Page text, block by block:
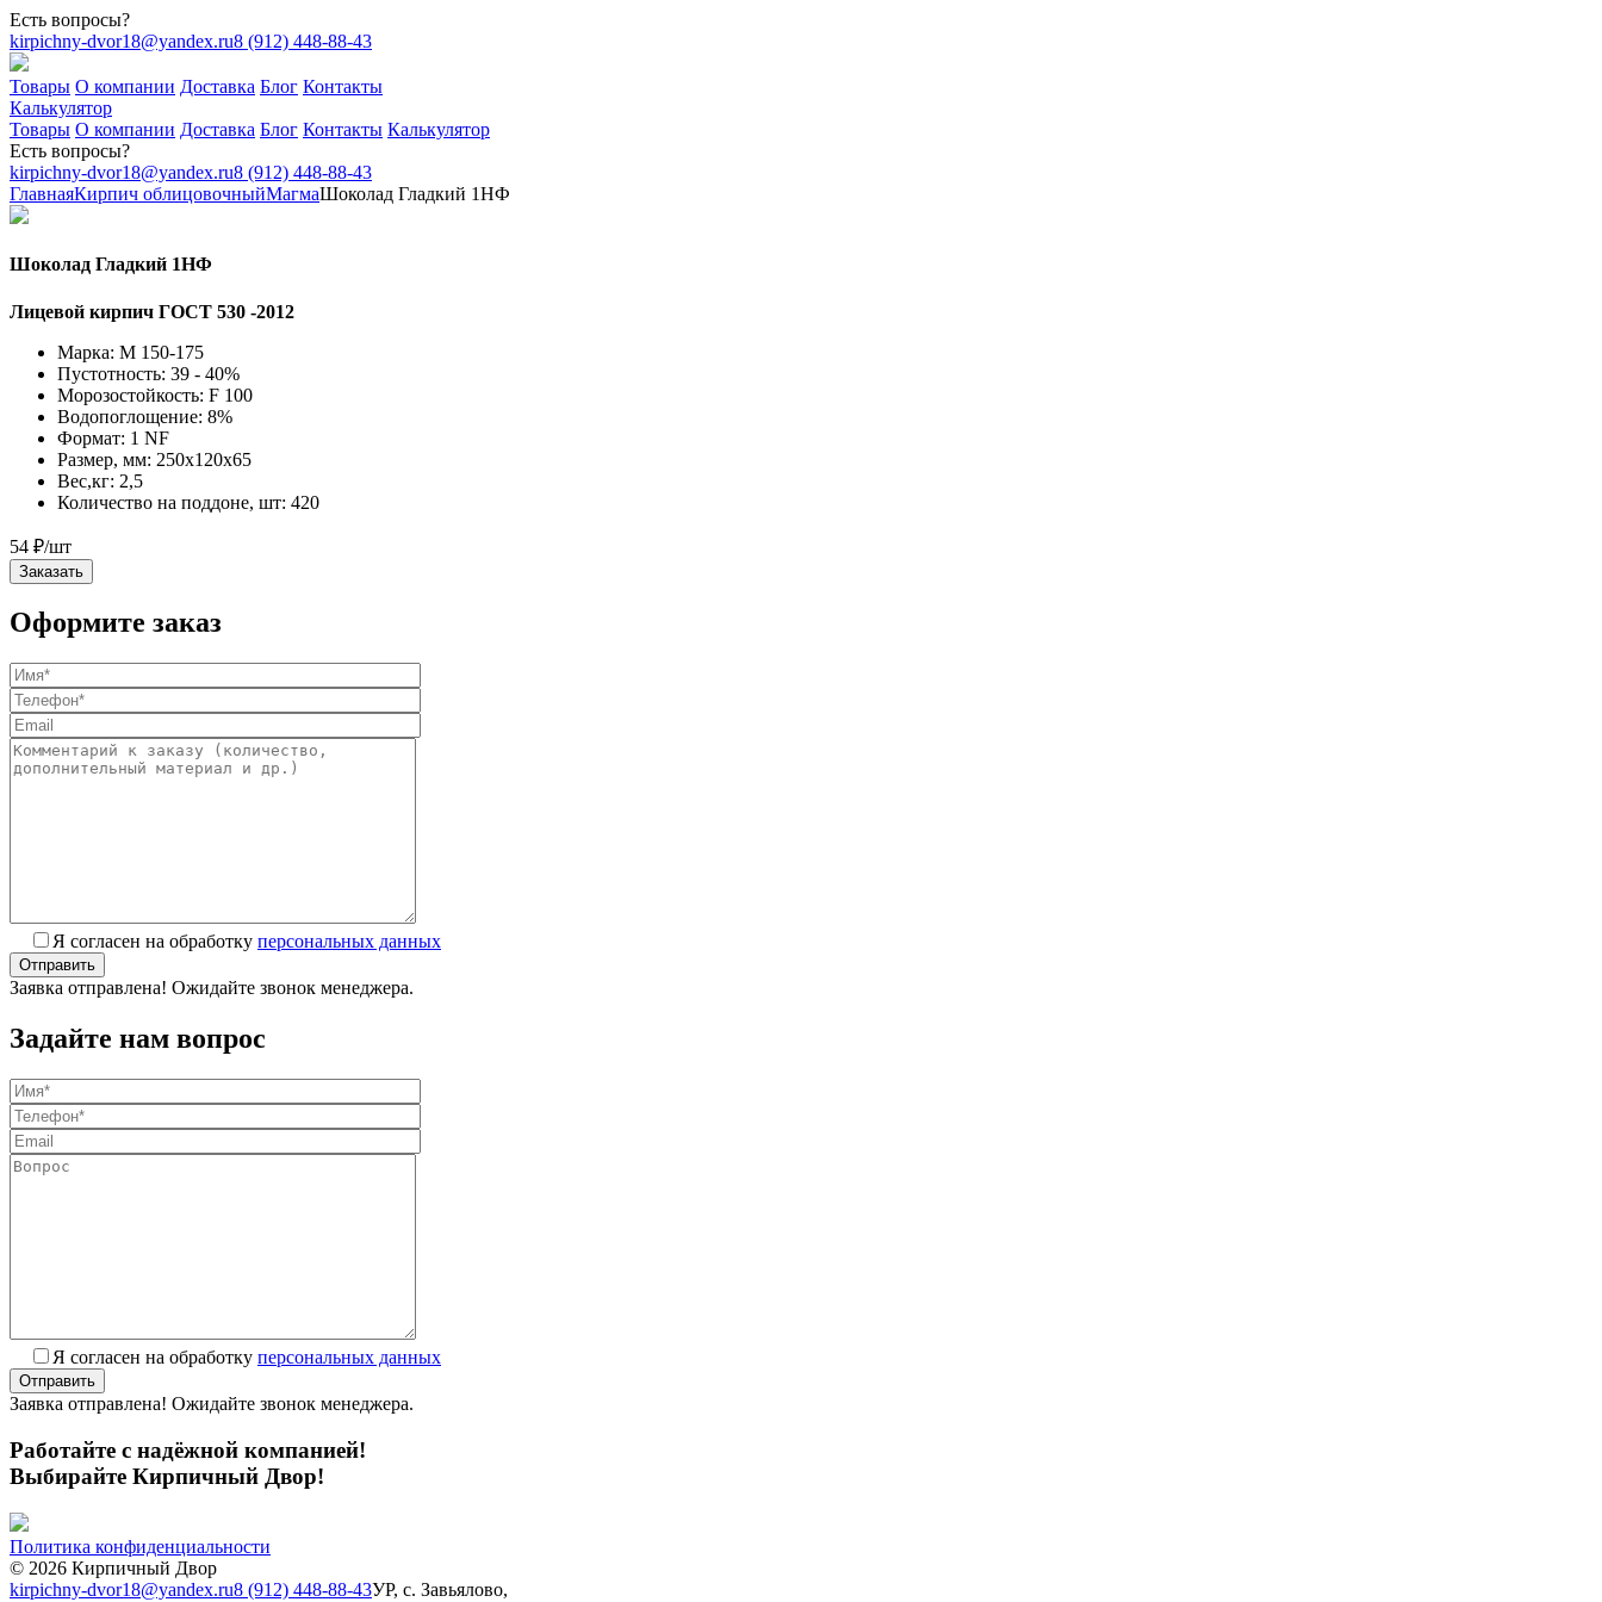
Есть вопросы?
kirpichny-dvor18@yandex.ru8 (912) 448-88-43
Товары О компании Доставка Блог Контакты
Калькулятор
Товары О компании Доставка Блог Контакты Калькулятор
Есть вопросы?
kirpichny-dvor18@yandex.ru8 (912) 448-88-43
ГлавнаяКирпич облицовочныйМагмаШоколад Гладкий 1НФ
Шоколад Гладкий 1НФ
Лицевой кирпич ГОСТ 530 -2012
Марка: М 150-175
Пустотность: 39 - 40%
Морозостойкость: F 100
Водопоглощение: 8%
Формат: 1 NF
Размер, мм: 250х120х65
Вес,кг: 2,5
Количество на поддоне, шт: 420
54 ₽/шт
Заказать
Оформите заказ
Я согласен на обработку персональных данных
Заявка отправлена! Ожидайте звонок менеджера.
Задайте нам вопрос
Я согласен на обработку персональных данных
Заявка отправлена! Ожидайте звонок менеджера.
Работайте с надёжной компанией!
Выбирайте Кирпичный Двор!
Политика конфиденциальности
© 2026 Кирпичный Двор
kirpichny-dvor18@yandex.ru8 (912) 448-88-43УР, с. Завьялово,